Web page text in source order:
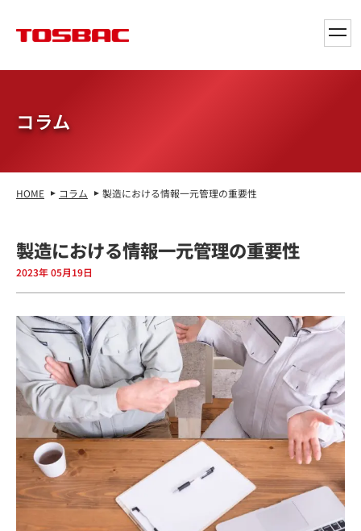
toggle
コラム
HOME コラム 製造における情報一元管理の重要性
製造における情報一元管理の重要性
2023年 05月19日